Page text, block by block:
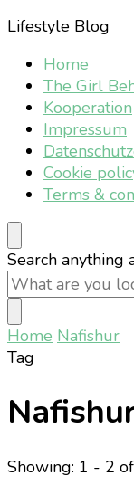
Lifestyle Blog
Home
The Girl
Kooperation
Impressum
Cookie
Terms &
Looking
for
Something?
Search anything
Home Nafishur
Tag
Showing: 1 - 2